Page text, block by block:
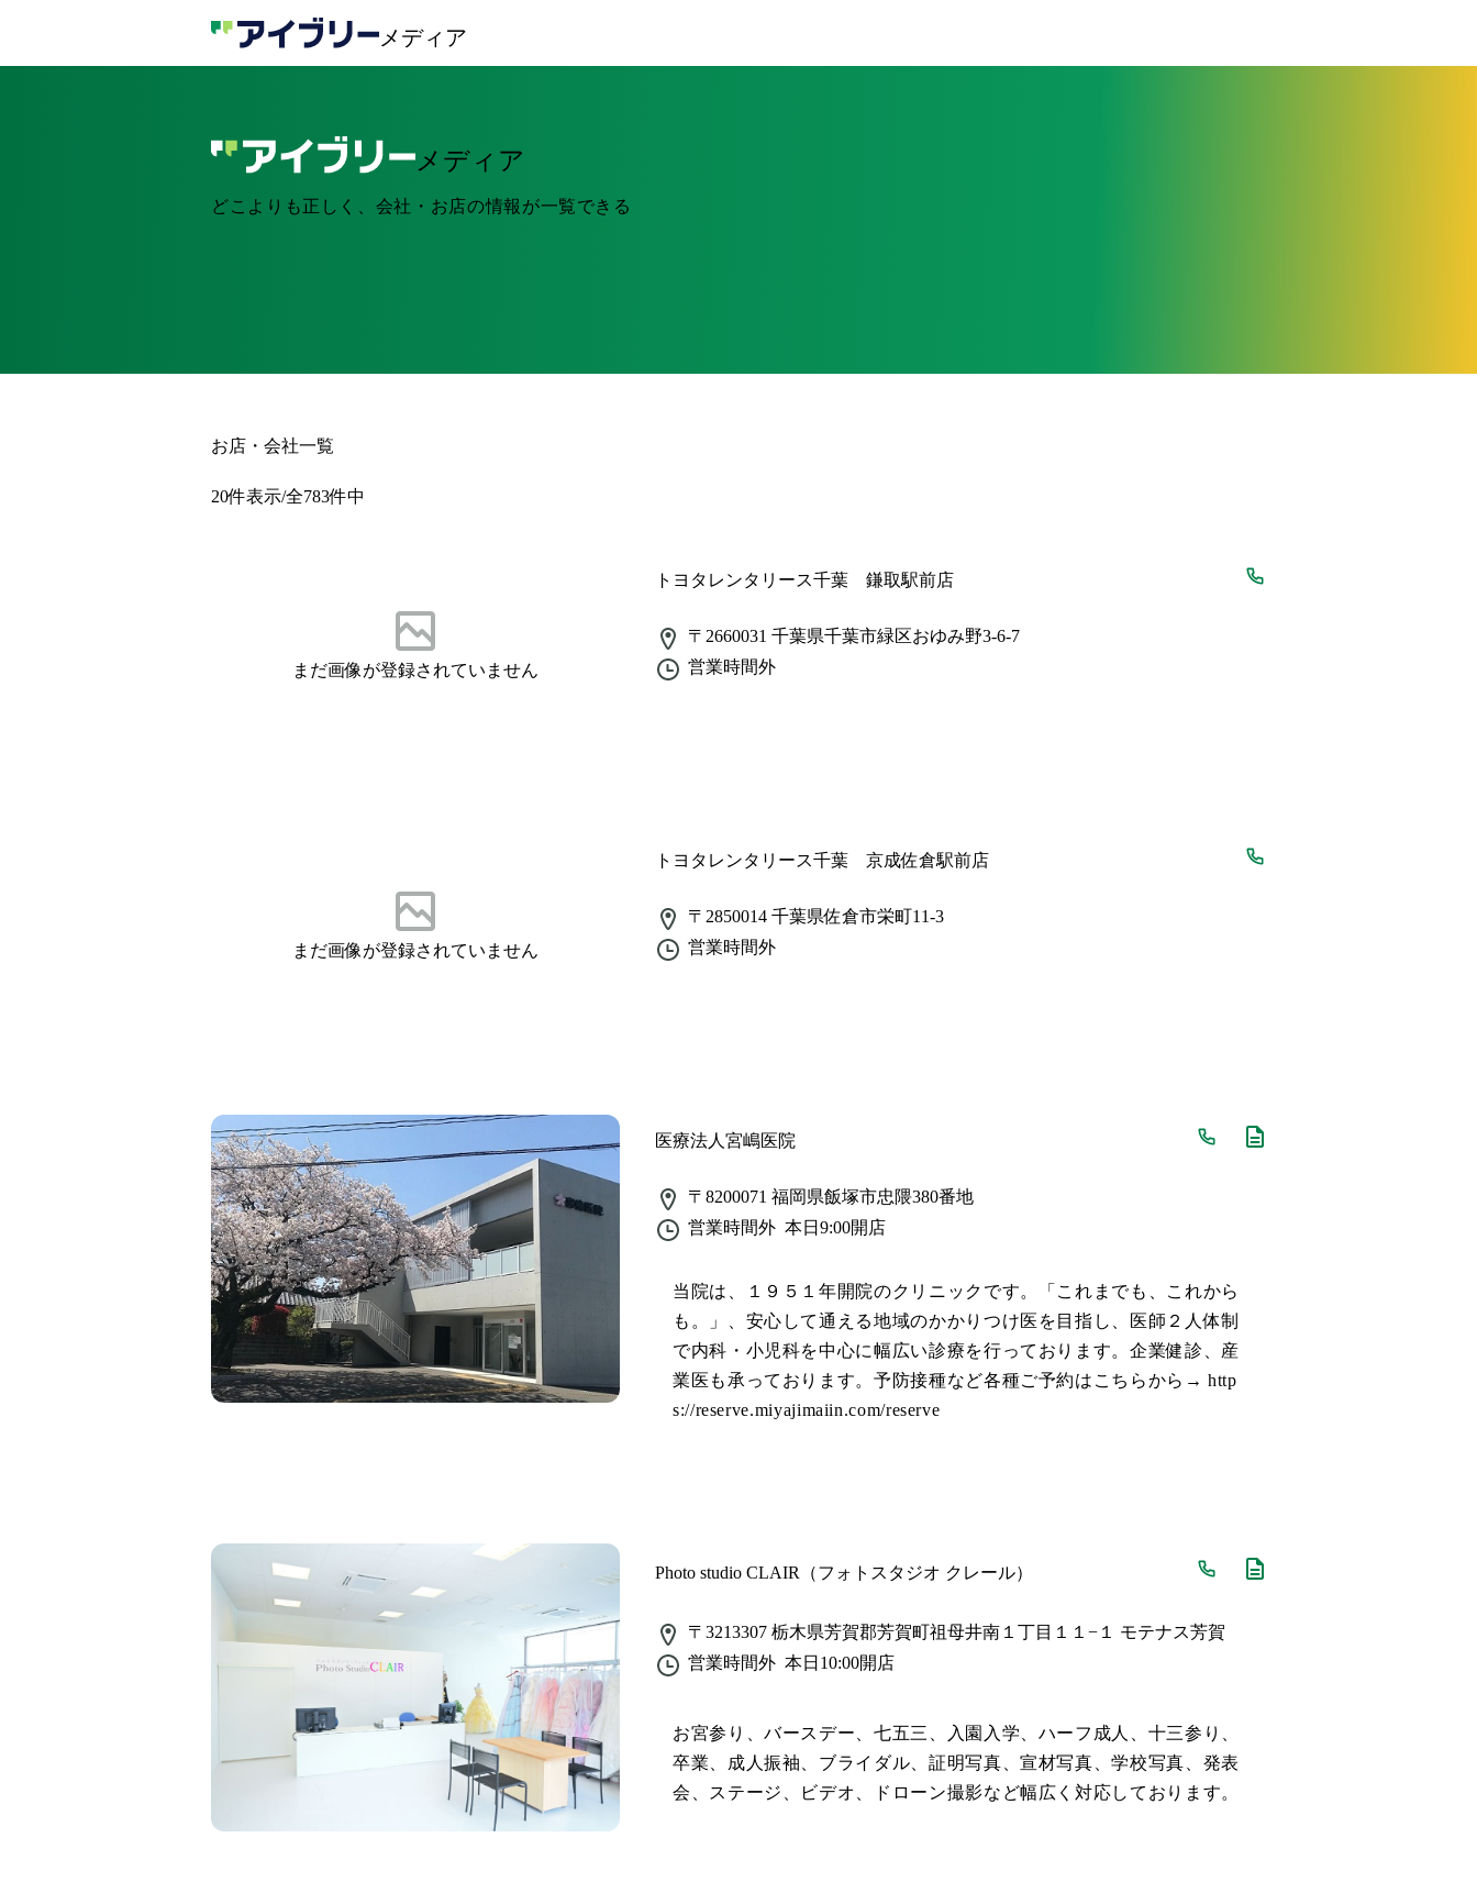
メディア
メディア
どこよりも正しく、会社・お店の情報が一覧できる
お店・会社一覧
20件表示/全783件中
トヨタレンタリース千葉 鎌取駅前店
まだ画像が登録されていません
〒2660031 千葉県千葉市緑区おゆみ野3-6-7
営業時間外
トヨタレンタリース千葉 京成佐倉駅前店
まだ画像が登録されていません
〒2850014 千葉県佐倉市栄町11-3
営業時間外
医療法人宮嶋医院
〒8200071 福岡県飯塚市忠隈380番地
営業時間外 本日9:00開店
当院は、１９５１年開院のクリニックです。「これまでも、これから
も。」、安心して通える地域のかかりつけ医を目指し、医師２人体制
で内科・小児科を中心に幅広い診療を行っております。企業健診、産
業医も承っております。予防接種など各種ご予約はこちらから→ http
s://reserve.miyajimaiin.com/reserve
Photo studio CLAIR（フォトスタジオ クレール）
〒3213307 栃木県芳賀郡芳賀町祖母井南１丁目１１−１ モテナス芳賀
営業時間外 本日10:00開店
お宮参り、バースデー、七五三、入園入学、ハーフ成人、十三参り、
卒業、成人振袖、ブライダル、証明写真、宣材写真、学校写真、発表
会、ステージ、ビデオ、ドローン撮影など幅広く対応しております。